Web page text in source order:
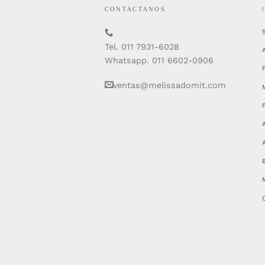
CONTACTANOS
Tel. 011 7931-6028
Whatsapp. 011 6602-0906
ventas@melissadomit.com